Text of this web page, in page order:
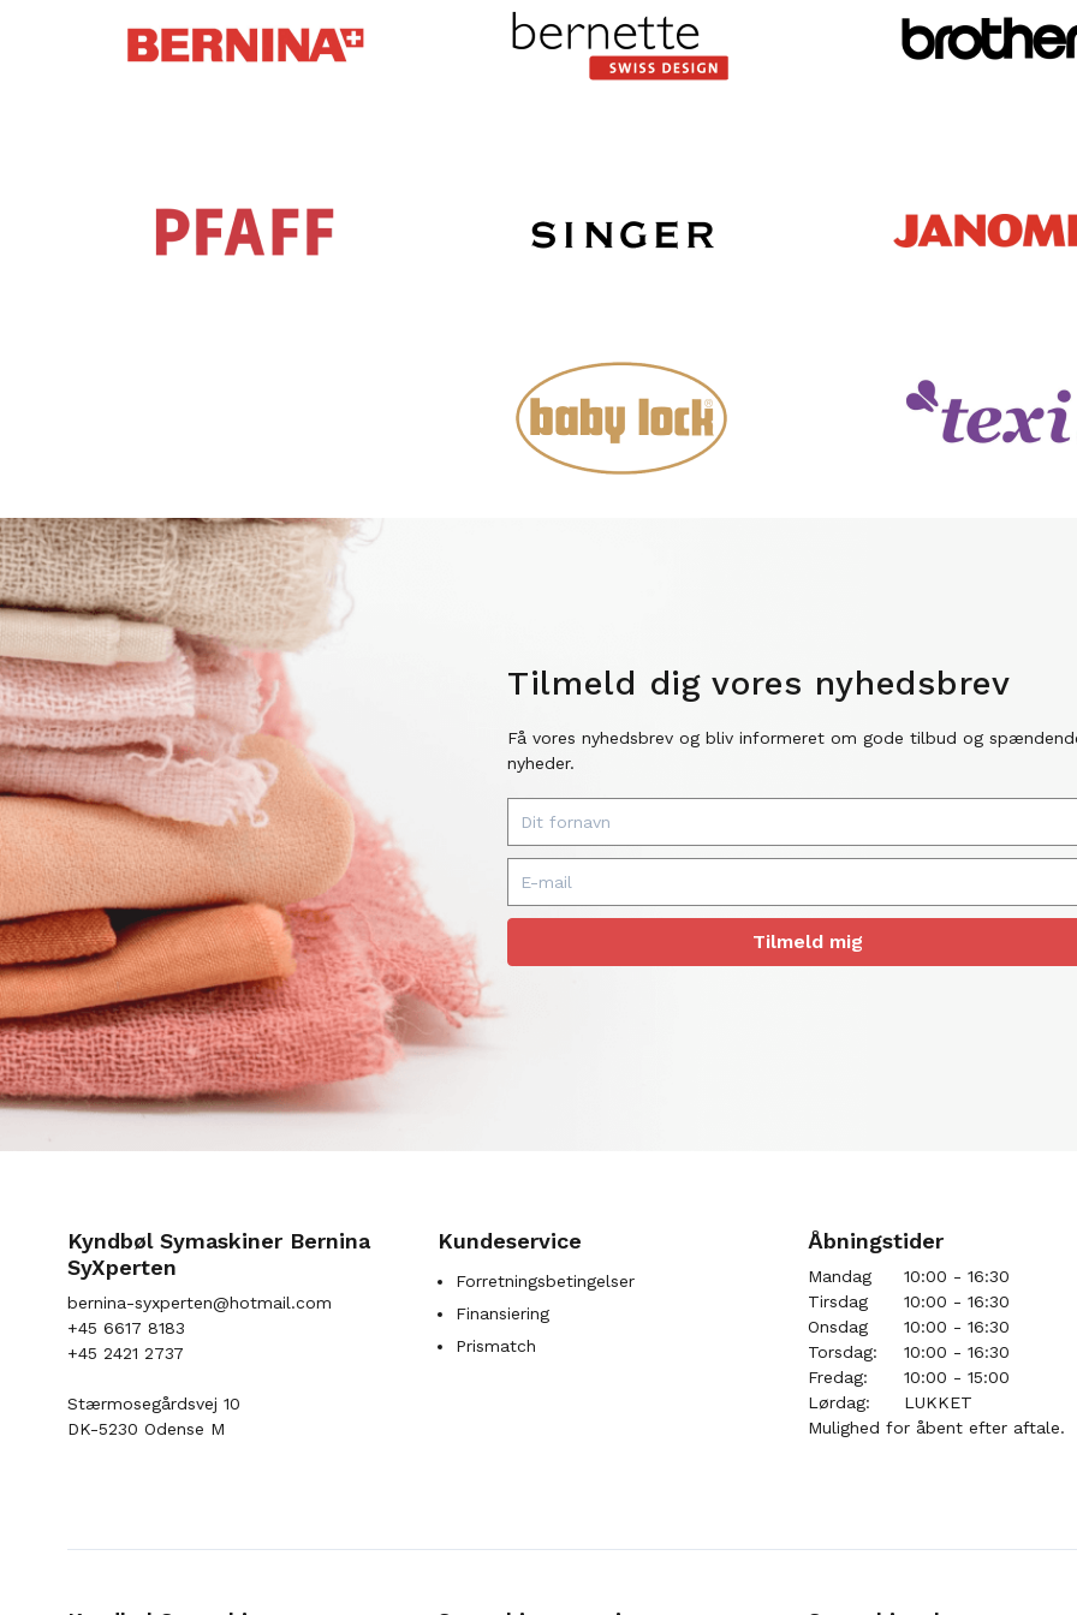
Tilmeld dig vores nyhedsbrev
Få vores nyhedsbrev og bliv informeret om gode tilbud og
nyheder.
Tilmeld mig
Kyndbøl Symaskiner Bernina
SyXperten
bernina-syxperten@hotmail.com
+45 6617 8183
+45 2421 2737
Stærmosegårdsvej 10
DK-5230 Odense M
Kundeservice
Forretningsbetingelser
Finansiering
Prismatch
Åbningstider
Mandag
10:00 - 16:30
Tirsdag
10:00 - 16:30
Onsdag
10:00 - 16:30
Torsdag:
10:00 - 16:30
Fredag:
10:00 - 15:00
Lørdag:
LUKKET
Mulighed for åbent efter aftale.